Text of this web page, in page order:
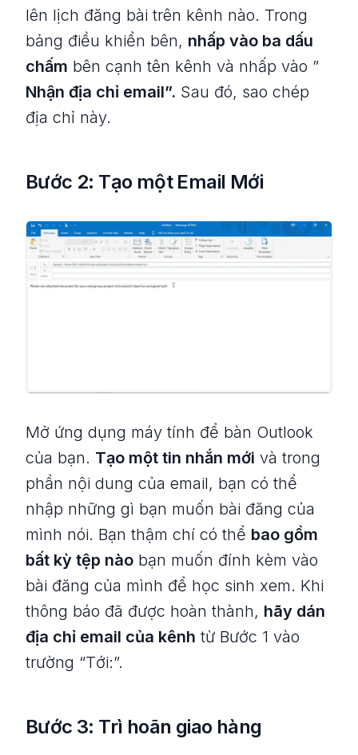
lên lịch đăng bài trên kênh nào. Trong
bảng điều khiển bên, nhấp vào ba dấu
chấm bên cạnh tên kênh và nhấp vào ”
Nhận địa chỉ email”. Sau đó, sao chép
địa chỉ này.
Bước 2: Tạo một Email Mới
Mở ứng dụng máy tính để bàn Outlook
của bạn. Tạo một tin nhắn mới và trong
phần nội dung của email, bạn có thể
nhập những gì bạn muốn bài đăng của
mình nói. Bạn thậm chí có thể bao gồm
bất kỳ tệp nào bạn muốn đính kèm vào
bài đăng của mình để học sinh xem. Khi
thông báo đã được hoàn thành, hãy dán
địa chỉ email của kênh từ Bước 1 vào
trường “Tới:”.
Bước 3: Trì hoãn giao hàng